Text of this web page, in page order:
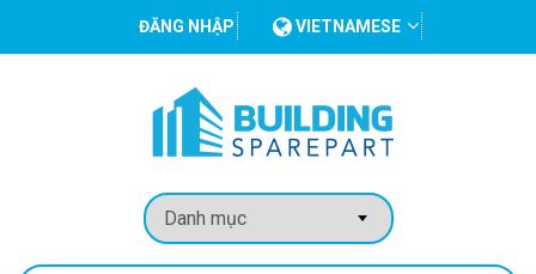
ĐĂNG NHẬP VIETNAMESE